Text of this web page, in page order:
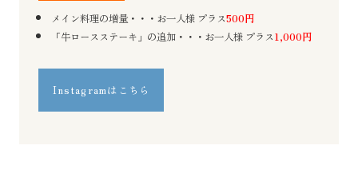
メイン料理の増量・・・お一人様 プラス500円
「牛ロースステーキ」の追加・・・お一人様 プラス1,000円
Instagramはこちら